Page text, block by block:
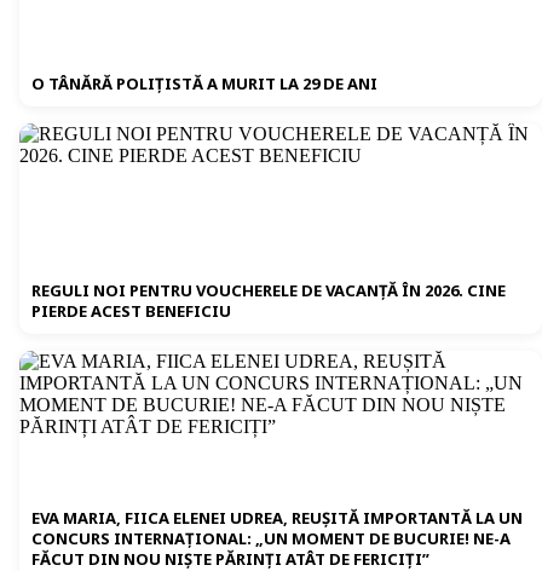
O TÂNĂRĂ POLIȚISTĂ A MURIT LA 29 DE ANI
REGULI NOI PENTRU VOUCHERELE DE VACANȚĂ ÎN 2026. CINE
PIERDE ACEST BENEFICIU
EVA MARIA, FIICA ELENEI UDREA, REUȘITĂ IMPORTANTĂ LA UN
CONCURS INTERNAȚIONAL: „UN MOMENT DE BUCURIE! NE-A
FĂCUT DIN NOU NIȘTE PĂRINȚI ATÂT DE FERICIȚI”